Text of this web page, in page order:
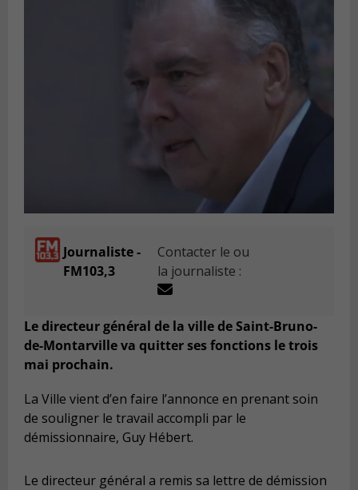
Journaliste -
FM103,3
Contacter le ou
la journaliste :
Le directeur général de la ville de Saint-Bruno-
de-Montarville va quitter ses fonctions le trois
mai prochain.
La Ville vient d’en faire l’annonce en prenant soin
de souligner le travail accompli par le
démissionnaire, Guy Hébert.
Le directeur général a remis sa lettre de démission